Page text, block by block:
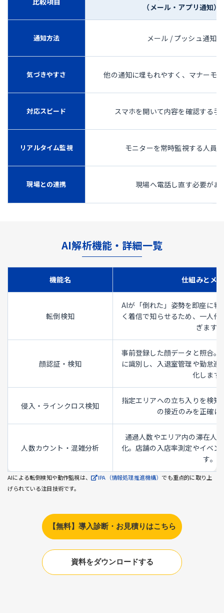
（メール・アプリ通知）
通知方法 メール / プッシュ通知
気づきやすさ 他の通知に埋もれやすく、マナーモ
対応スピード スマホを開いて内容を確認する手
リアルタイム監視 モニターを常時監視する人員
現場との連携 現場へ電話し直す必要があ
AI解析機能・詳細一覧
機能名 仕組みとメ
転倒検知
AIが「倒れた」姿勢を即座に判
く着信で知らせるため、一人
ぎます。
顔認証・検知
事前登録した顔データと照合
に識別し、入退室管理や勤怠
化します
侵入・ラインクロス検知
指定エリアへの立ち入りを検
の接近のみを正確に
人数カウント・混雑分析
通過人数やエリア内の滞在人
化。店舗の入店率測定やイベ
す。
AIによる転倒検知や動作監視は、 IPA（情報処理推進機構） でも重点的に取り上
げられている注目技術です。
【無料】導入診断・お見積りはこちら
資料をダウンロードする